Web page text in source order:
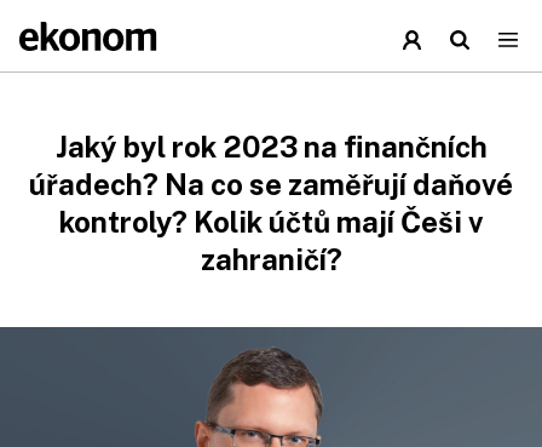
Jaký byl rok 2023 na finančních
úřadech? Na co se zaměřují daňové
kontroly? Kolik účtů mají Češi v
zahraničí?